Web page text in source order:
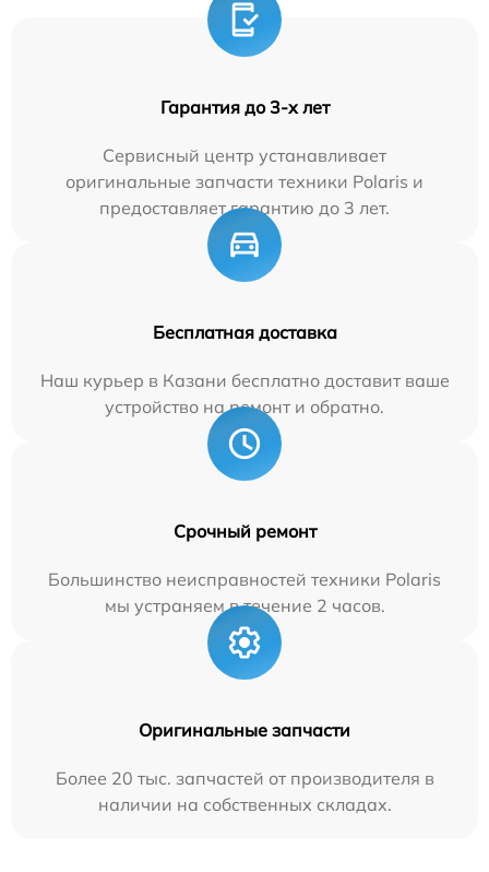
Гарантия до 3-х лет
Сервисный центр устанавливает
оригинальные запчасти техники Polaris и
предоставляет гарантию до 3 лет.
Бесплатная доставка
Наш курьер в Казани бесплатно доставит ваше
устройство на ремонт и обратно.
Срочный ремонт
Большинство неисправностей техники Polaris
мы устраняем в течение 2 часов.
Оригинальные запчасти
Более 20 тыс. запчастей от производителя в
наличии на собственных складах.